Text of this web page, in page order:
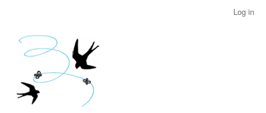
menu
Log in